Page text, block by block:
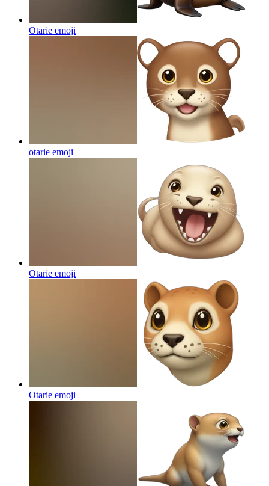
Otarie emoji
otarie emoji
Otarie emoji
Otarie emoji